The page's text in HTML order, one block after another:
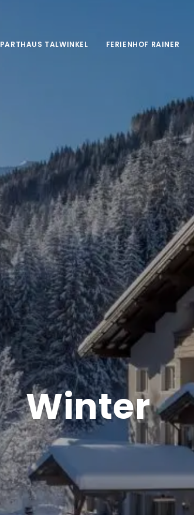
TALWINKEL FERIENHOF RAINER
Winter